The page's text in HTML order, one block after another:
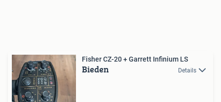
Fisher CZ-20 + Garrett Infinium LS
Bieden Details